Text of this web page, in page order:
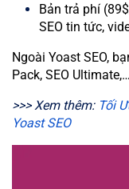
Bản trả phí
SEO tin tức,
Ngoài Yoast SEO,
Pack, SEO
>>> Xem thêm: Tối
Yoast SEO